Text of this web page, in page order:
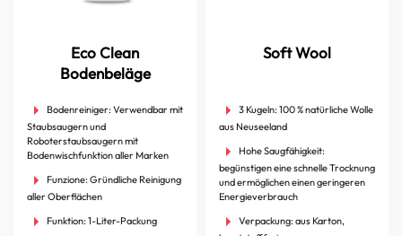
Eco Clean
Bodenbeläge
Bodenreiniger: Verwendbar mit
Staubsaugern und
Roboterstaubsaugern mit
Bodenwischfunktion aller Marken
Funzione: Gründliche Reinigung
aller Oberflächen
Funktion: 1-Liter-Packung
Soft Wool
3 Kugeln: 100 % natürliche Wolle
aus Neuseeland
Hohe Saugfähigkeit:
begünstigen eine schnelle Trocknung
und ermöglichen einen geringeren
Energieverbrauch
Verpackung: aus Karton,